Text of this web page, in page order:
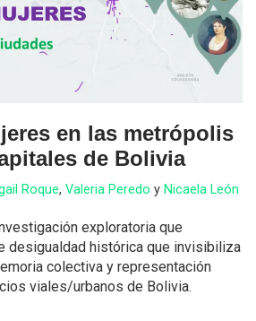
en las metrópolis
de Bolivia
Roque, Valeria Peredo y Nicaela León
exploratoria que
desigualdad histórica que invisibiliza
colectiva y representación
viales/urbanos de Bolivia.